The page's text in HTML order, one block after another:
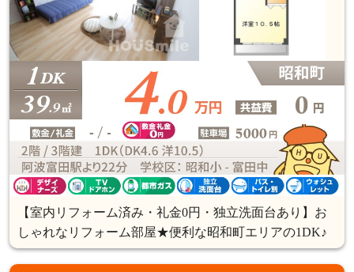
【室内リフォーム済み・礼金0円・独立洗面台あり】お
しゃれなリフォーム部屋★便利な昭和町エリアの1DK♪